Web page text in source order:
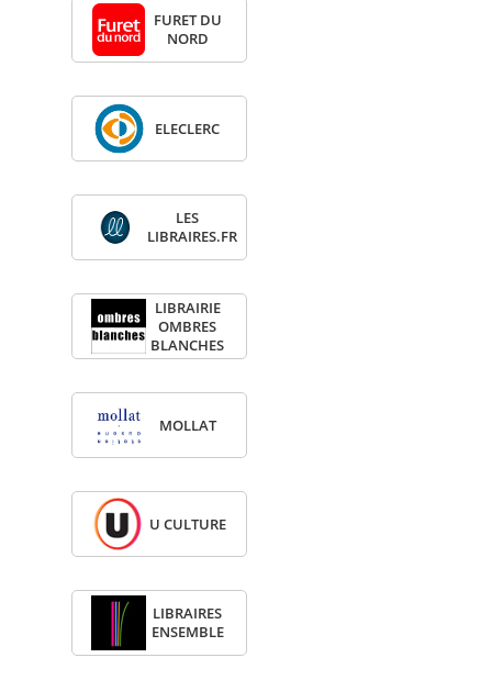
FURET DU
NORD
ELE­CLERC
LES
LIBRAIRES.FR
LIBRAI­RIE
OMBRES
BLANCHES
MOL­LAT
U CULTURE
LIBRAIRES
ENSEMBLE